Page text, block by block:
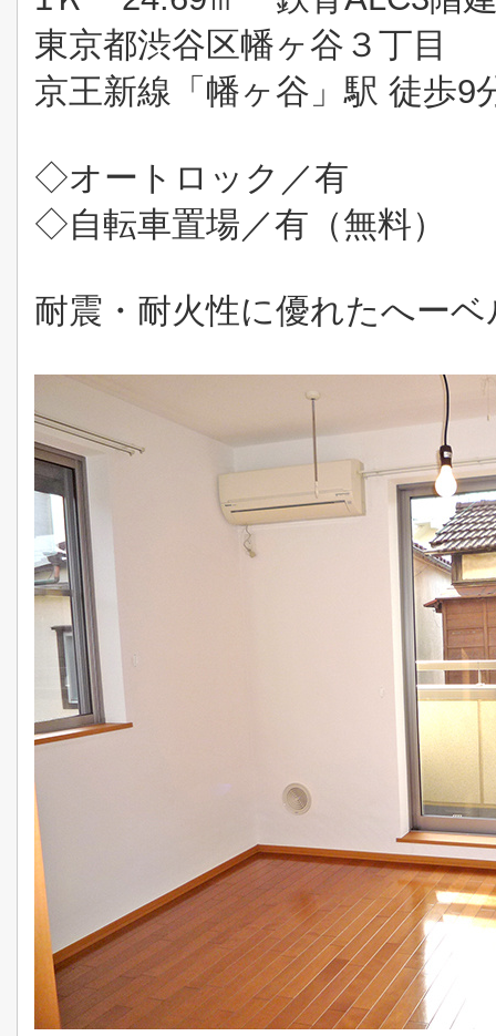
東京都渋谷区幡ヶ谷３丁目
京王新線「幡ヶ谷」駅 徒歩9
◇オートロック／有
◇自転車置場／有（無料）
耐震・耐火性に優れたへー